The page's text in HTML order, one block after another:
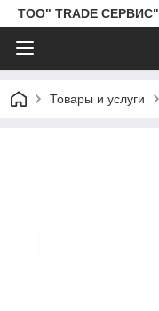
ТОО" TRADE СЕРВИС"
Товары и услуги